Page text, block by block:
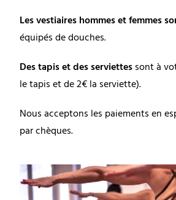
Les vestiaires hommes et femmes
équipés de douches.
Des tapis et des serviettessont à
le tapis et de 2€ la serviette).
Nous acceptons les paiements en
par chèques.